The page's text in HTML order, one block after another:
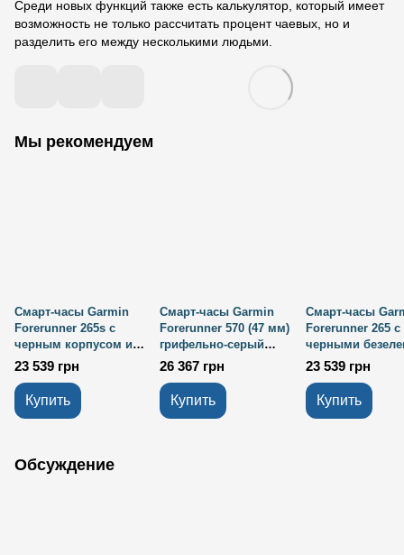
Среди новых функций также есть калькулятор, который имеет
возможность не только рассчитать процент чаевых, но и
разделить его между несколькими людьми.
Мы рекомендуем
Смарт-часы Garmin
Forerunner 265s с
черным корпусом и
черно-желтым
силиконовым
ремешком
23 539 грн
Купить
Смарт-часы Garmin
Forerunner 570 (47 мм)
грифельно-серый
алюминий/черный
26 367 грн
Купить
Смарт-часы
Forerunner 265 с
черными
корпусом и
серым
ремешком
23 539 грн
Купить
Обсуждение